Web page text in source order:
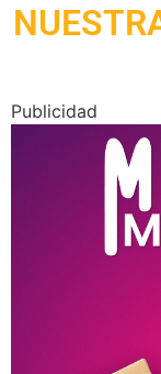
Publicidad